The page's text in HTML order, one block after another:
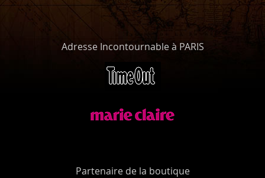
Adresse Incontournable à PARIS
Partenaire de la boutique